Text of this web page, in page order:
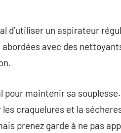
d’utiliser un aspirateur
avec des
maintenir sa
craquelures et la
prenez garde à ne pas